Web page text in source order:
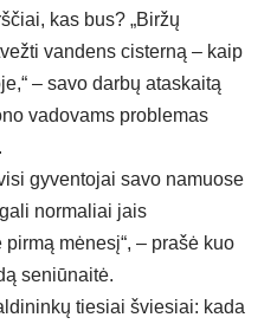
kas bus? „Biržų
vandens cisterną – kaip
– savo darbų ataskaitą
vadovams problemas
gyventojai savo namuose
normaliai jais
mėnesį“, – prašė kuo
seniūnaitė.
tiesiai šviesiai: kada